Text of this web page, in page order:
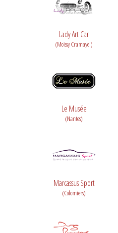
Lady Art Car
(Moissy Cramayel)
Le Musée
(Nantes)
Marcassus Sport
(Colomiers)